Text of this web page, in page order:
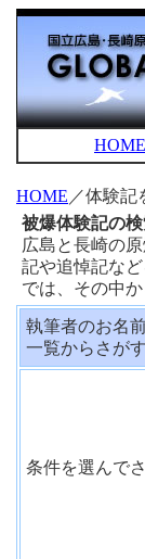
HOME
HOME ／体験記
被爆体験記の
広島と長崎の
記や追悼記な
では、その中
執筆者のお名
一覧からさがす
条件を選んで